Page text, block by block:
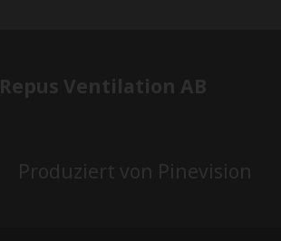
Repus Ventilation AB
Produziert von Pinevision